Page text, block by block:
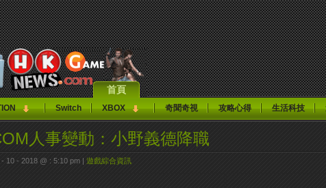
首頁
Switch XBOX 奇聞奇視 攻略心得 生活科技
人事變動：小野義德降職
10 - 2018 @ : 5:10 pm | 遊戲綜合資訊